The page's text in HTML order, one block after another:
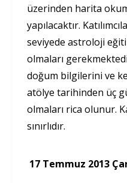
üzerinden harita
yapılacaktır.
seviyede astroloji
olmaları
doğum bilgilerini ve
atölye tarihinden üç
olmaları rica olunur.
sınırlıdır.
17 Temmuz 2013